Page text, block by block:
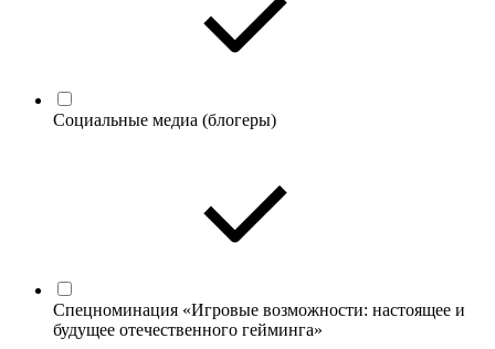
Социальные медиа (блогеры)
Спецноминация «Игровые возможности: настоящее и
будущее отечественного гейминга»